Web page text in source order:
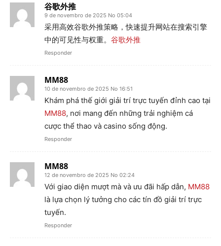
谷歌外推
9 de novembro de 2025 No 05:04
采用高效谷歌外推策略，快速提升网站在搜索引擎
中的可见性与权重。 谷歌外推
Responder
MM88
10 de novembro de 2025 No 16:51
Khám phá thế giới giải trí trực tuyến đỉnh cao tại
MM88, nơi mang đến những trải nghiệm cá
cược thể thao và casino sống động.
Responder
MM88
12 de novembro de 2025 No 02:24
Với giao diện mượt mà và ưu đãi hấp dẫn, MM88
là lựa chọn lý tưởng cho các tín đồ giải trí trực
tuyến.
Responder